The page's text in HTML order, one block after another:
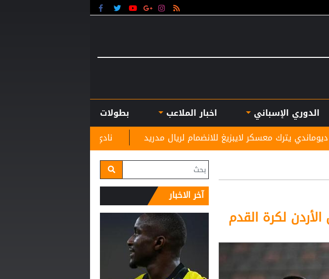
الدوري الإسباني اخبار الملاعب
بطولات
نادي الرمثا يستقبل مدربه الجديد غاسانين
لايبزيغ للانضمام لريال مدريد
لكرة القدم
آخر الاخبار